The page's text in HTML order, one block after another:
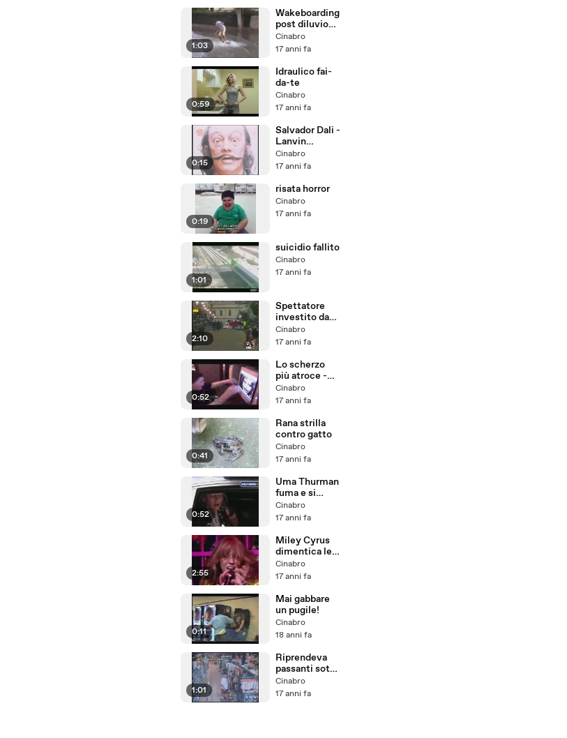
1:03
Wakeboarding
post diluvio
#2
Cinabro
17 anni fa
0:59
Idraulico fai-
da-te
Cinabro
17 anni fa
0:15
Salvador Dali -
Lanvin
Chocolate
Cinabro
17 anni fa
0:19
risata horror
Cinabro
17 anni fa
1:01
suicidio fallito
Cinabro
17 anni fa
2:10
Spettatore
investito da
una pariglia
Cinabro
17 anni fa
0:52
Lo scherzo
più atroce -
The Original
Cinabro
17 anni fa
0:41
Rana strilla
contro gatto
Cinabro
17 anni fa
0:52
Uma Thurman
fuma e si
concede ai fan
Cinabro
17 anni fa
2:55
Miley Cyrus
dimentica le
parole della
canzone
Cinabro
17 anni fa
0:11
Mai gabbare
un pugile!
Cinabro
18 anni fa
1:01
Riprendeva
passanti sotto
la gonna
Cinabro
17 anni fa